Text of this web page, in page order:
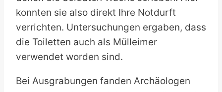
konnten sie also direkt Ihre Notdurft
verrichten. Untersuchungen ergaben, dass
die Toiletten auch als Mülleimer
verwendet worden sind.
Bei Ausgrabungen fanden Archäologen